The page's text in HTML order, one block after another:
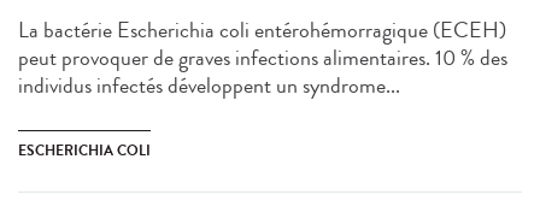
La bactérie Escherichia coli entérohémorragique (ECEH)
peut provoquer de graves infections alimentaires. 10 % des
individus infectés développent un syndrome...
ESCHERICHIA COLI